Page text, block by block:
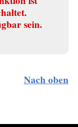
sein.
Nach oben